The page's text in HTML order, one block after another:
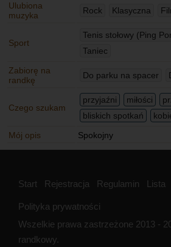
Ulubiona
muzyka
Rock Klasyczna
Sport
Tenis stołowy (Ping
Taniec
Zabiorę na
randkę
Do parku na spacer
Czego szukam
przyjaźni miłości
bliskich spotkań
Mój opis
Spokojny
Start Rejestracja Regulamin Lista
Polityka prywatności
Wszelkie prawa zastrzeżone 2013 -
randkowy.